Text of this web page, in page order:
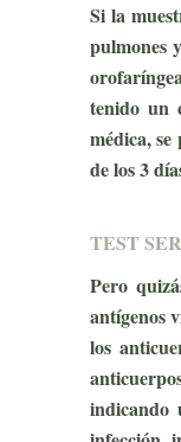
Si la
pulmones
tenido un
médica,
de los 3
TEST
Pero
antígenos
los
indicando